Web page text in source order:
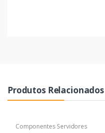
Produtos Relacionados
Componentes Servidores